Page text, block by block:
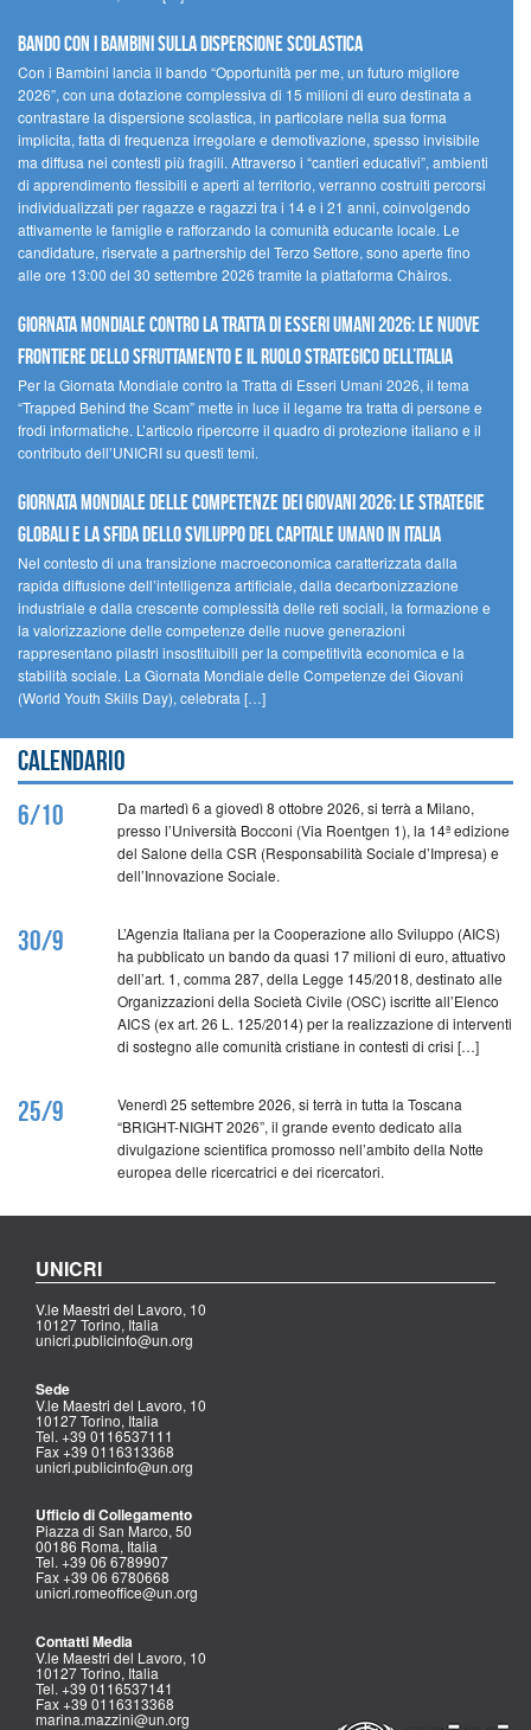
Bando Con i Bambini sulla dispersione scolastica
Con i Bambini lancia il bando “Opportunità per me, un futuro migliore
2026”, con una dotazione complessiva di 15 milioni di euro destinata a
contrastare la dispersione scolastica, in particolare nella sua forma
implicita, fatta di frequenza irregolare e demotivazione, spesso invisibile
ma diffusa nei contesti più fragili. Attraverso i “cantieri educativi”, ambienti
di apprendimento flessibili e aperti al territorio, verranno costruiti percorsi
individualizzati per ragazze e ragazzi tra i 14 e i 21 anni, coinvolgendo
attivamente le famiglie e rafforzando la comunità educante locale. Le
candidature, riservate a partnership del Terzo Settore, sono aperte fino
alle ore 13:00 del 30 settembre 2026 tramite la piattaforma Chàiros.
GIORNATA MONDIALE CONTRO LA TRATTA DI ESSERI UMANI 2026: LE NUOVE
FRONTIERE DELLO SFRUTTAMENTO E IL RUOLO STRATEGICO DELL’ITALIA
Per la Giornata Mondiale contro la Tratta di Esseri Umani 2026, il tema
“Trapped Behind the Scam” mette in luce il legame tra tratta di persone e
frodi informatiche. L’articolo ripercorre il quadro di protezione italiano e il
contributo dell’UNICRI su questi temi.
GIORNATA MONDIALE DELLE COMPETENZE DEI GIOVANI 2026: LE STRATEGIE
GLOBALI E LA SFIDA DELLO SVILUPPO DEL CAPITALE UMANO IN ITALIA
Nel contesto di una transizione macroeconomica caratterizzata dalla
rapida diffusione dell’intelligenza artificiale, dalla decarbonizzazione
industriale e dalla crescente complessità delle reti sociali, la formazione e
la valorizzazione delle competenze delle nuove generazioni
rappresentano pilastri insostituibili per la competitività economica e la
stabilità sociale. La Giornata Mondiale delle Competenze dei Giovani
(World Youth Skills Day), celebrata […]
Calendario
6/10
Da martedì 6 a giovedì 8 ottobre 2026, si terrà a Milano,
presso l’Università Bocconi (Via Roentgen 1), la 14ª edizione
del Salone della CSR (Responsabilità Sociale d’Impresa) e
dell’Innovazione Sociale.
30/9
L’Agenzia Italiana per la Cooperazione allo Sviluppo (AICS)
ha pubblicato un bando da quasi 17 milioni di euro, attuativo
dell’art. 1, comma 287, della Legge 145/2018, destinato alle
Organizzazioni della Società Civile (OSC) iscritte all’Elenco
AICS (ex art. 26 L. 125/2014) per la realizzazione di interventi
di sostegno alle comunità cristiane in contesti di crisi […]
25/9
Venerdì 25 settembre 2026, si terrà in tutta la Toscana
“BRIGHT-NIGHT 2026”, il grande evento dedicato alla
divulgazione scientifica promosso nell’ambito della Notte
europea delle ricercatrici e dei ricercatori.
UNICRI
V.le Maestri del Lavoro, 10
10127 Torino, Italia
unicri.publicinfo@un.org
Sede
V.le Maestri del Lavoro, 10
10127 Torino, Italia
Tel. +39 0116537111
Fax +39 0116313368
unicri.publicinfo@un.org
Ufficio di Collegamento
Piazza di San Marco, 50
00186 Roma, Italia
Tel. +39 06 6789907
Fax +39 06 6780668
unicri.romeoffice@un.org
Contatti Media
V.le Maestri del Lavoro, 10
10127 Torino, Italia
Tel. +39 0116537141
Fax +39 0116313368
marina.mazzini@un.org